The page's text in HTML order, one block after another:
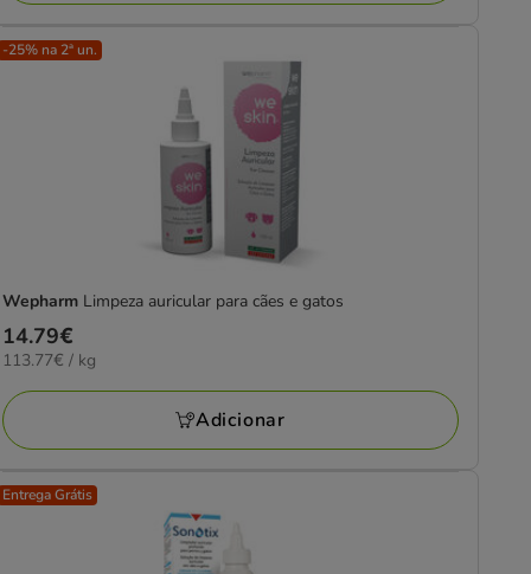
-25% na 2ª un.
Wepharm Limpeza auricular para cães e gatos
Preço
14.79€
14.79€
113.77€
KG
113.77€ / kg
Adicionar
Entrega Grátis